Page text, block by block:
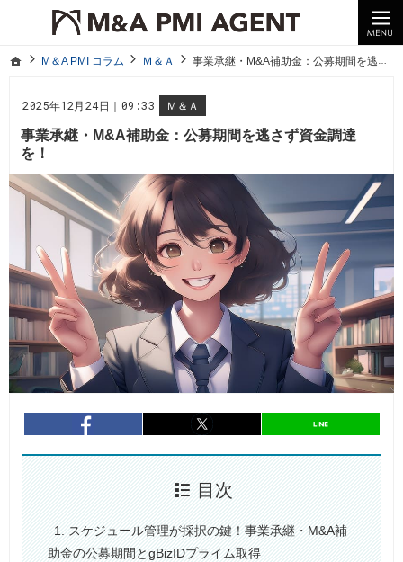
ホームM＆A PMI コラム Ｍ＆Ａ 事業承継・M&A補助金：公募期間を逃さず資金調達を！
2025年12月24日｜09:33 Ｍ＆Ａ
事業承継・M&A補助金：公募期間を逃さず資金調達
を！
10年以上の経験。企業の経営統合や売却はM＆A PMI AGENTへ。
M＆A PMI コラム｜M＆A・PMI・事業承継のポイントや成功事例をわかりやすくご紹介
entry828 entry828
目次
1. スケジュール管理が採択の鍵！事業承継・M&A補
助金の公募期間とgBizIDプライム取得
ホームM＆A PMI コラム Ｍ＆Ａ 事業承継・M&A補助金：公募期間を逃さず資金調達を！